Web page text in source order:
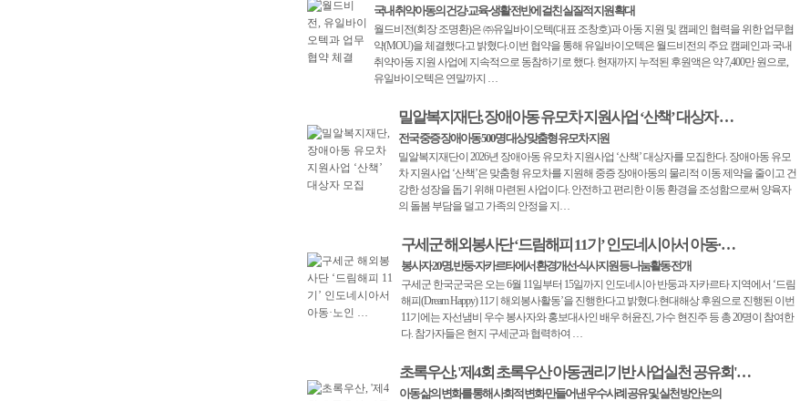
국내 취약아동의 건강·교육·생활 전반에 걸친 실질적 지원 확대
월드비전(회장 조명환)은 ㈜유일바이오텍(대표 조창호)과 아동 지원 및 캠페인 협력을 위한 업무협
약(MOU)을 체결했다고 밝혔다.이번 협약을 통해 유일바이오텍은 월드비전의 주요 캠페인과 국내
취약아동 지원 사업에 지속적으로 동참하기로 했다. 현재까지 누적된 후원액은 약 7,400만 원으로,
유일바이오텍은 연말까지 …
밀알복지재단, 장애아동 유모차 지원사업 ‘산책’ 대상자 …
전국 중증 장애아동 500명 대상 맞춤형 유모차 지원
밀알복지재단이 2026년 장애아동 유모차 지원사업 ‘산책’ 대상자를 모집한다. 장애아동 유모
차 지원사업 ‘산책’은 맞춤형 유모차를 지원해 중증 장애아동의 물리적 이동 제약을 줄이고 건
강한 성장을 돕기 위해 마련된 사업이다. 안전하고 편리한 이동 환경을 조성함으로써 양육자
의 돌봄 부담을 덜고 가족의 안정을 지…
구세군 해외봉사단 ‘드림해피 11기’ 인도네시아서 아동·…
봉사자 20명, 반둥·자카르타에서 환경개선·식사지원 등 나눔활동 전개
구세군 한국군국은 오는 6월 11일부터 15일까지 인도네시아 반둥과 자카르타 지역에서 ‘드림
해피(Dream Happy) 11기 해외봉사활동’을 진행한다고 밝혔다.현대해상 후원으로 진행된 이번
11기에는 자선냄비 우수 봉사자와 홍보대사인 배우 허윤진, 가수 현진주 등 총 20명이 참여한
다. 참가자들은 현지 구세군과 협력하여 …
초록우산, '제4회 초록우산 아동권리기반 사업실천 공유회'…
아동 삶의 변화를 통해 사회적 변화 만들어낸 우수사례 공유 및 실천 방안 논의